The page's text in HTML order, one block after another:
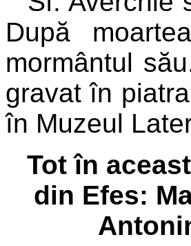
După
mormântul
gravat în
în Muzeul
Tot în
din Efes: